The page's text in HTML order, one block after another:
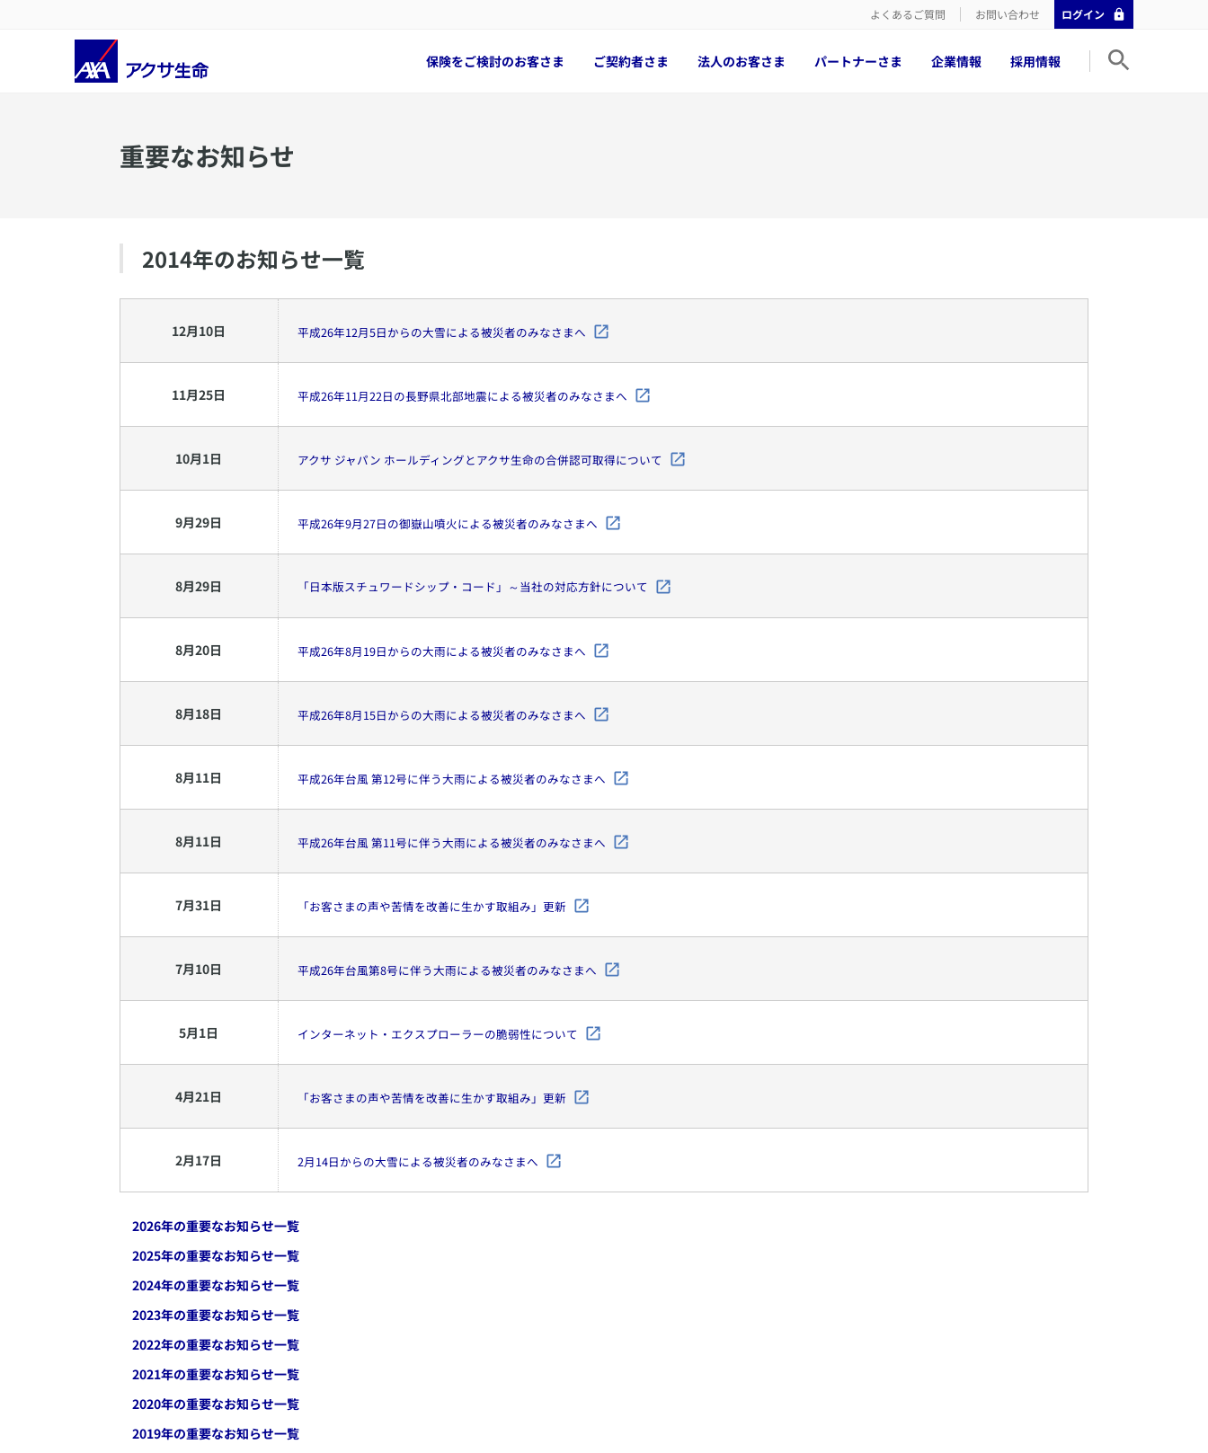
よくあるご質問 お問い合わせ ログイン
保険をご検討のお客さま ご契約者さま 法人のお客さま パートナーさま 企業情報 採用情報
重要なお知らせ
2014年のお知らせ一覧
12月10日 平成26年12月5日からの大雪による被災者のみなさまへ
11月25日 平成26年11月22日の長野県北部地震による被災者のみなさまへ
10月1日 アクサ ジャパン ホールディングとアクサ生命の合併認可取得について
9月29日 平成26年9月27日の御嶽山噴火による被災者のみなさまへ
8月29日 「日本版スチュワードシップ・コード」～当社の対応方針について
8月20日 平成26年8月19日からの大雨による被災者のみなさまへ
8月18日 平成26年8月15日からの大雨による被災者のみなさまへ
8月11日 平成26年台風 第12号に伴う大雨による被災者のみなさまへ
8月11日 平成26年台風 第11号に伴う大雨による被災者のみなさまへ
7月31日 「お客さまの声や苦情を改善に生かす取組み」更新
7月10日 平成26年台風第8号に伴う大雨による被災者のみなさまへ
5月1日 インターネット・エクスプローラーの脆弱性について
4月21日 「お客さまの声や苦情を改善に生かす取組み」更新
2月17日 2月14日からの大雪による被災者のみなさまへ
2026年の重要なお知らせ一覧
2025年の重要なお知らせ一覧
2024年の重要なお知らせ一覧
2023年の重要なお知らせ一覧
2022年の重要なお知らせ一覧
2021年の重要なお知らせ一覧
2020年の重要なお知らせ一覧
2019年の重要なお知らせ一覧